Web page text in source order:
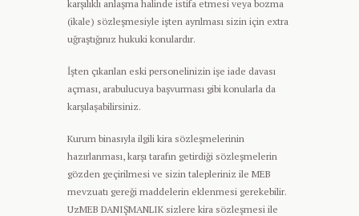
karşılıklı anlaşma halinde istifa etmesi veya bozma
(ikale) sözleşmesiyle işten ayrılması sizin için extra
uğraştığınız hukuki konulardır.
İşten çıkarılan eski personelinizin işe iade davası
açması, arabulucuya başvurması gibi konularla da
karşılaşabilirsiniz.
Kurum binasıyla ilgili kira sözleşmelerinin
hazırlanması, karşı tarafın getirdiği sözleşmelerin
gözden geçirilmesi ve sizin talepleriniz ile MEB
mevzuatı gereği maddelerin eklenmesi gerekebilir.
UzMEB DANIŞMANLIK sizlere kira sözleşmesi ile